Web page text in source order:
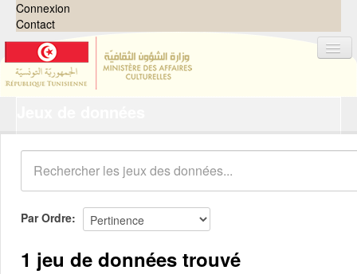
Connexion
Contact
Organisations
Groupes
Demandes 0
À propos
Par Ordre
1 jeu de données trouvé